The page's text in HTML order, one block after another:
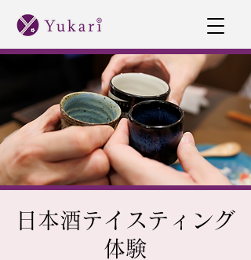
日本酒テイスティング
体験